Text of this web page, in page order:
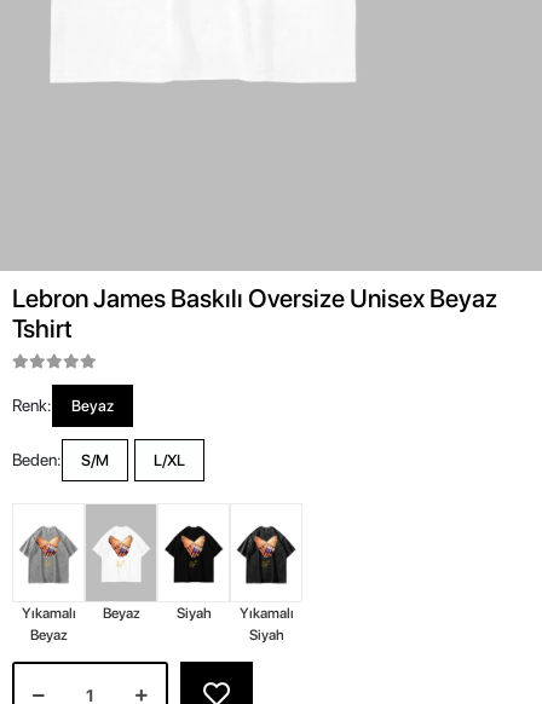
Lebron James Baskılı Oversize Unisex Beyaz
Tshirt
Renk: Beyaz
Beden: S/M L/XL
Yıkamalı
Beyaz
Beyaz Siyah
Yıkamalı
Siyah